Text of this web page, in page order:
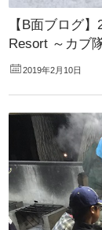
【B面ブログ
Resort ～カブ
2019年2月10日